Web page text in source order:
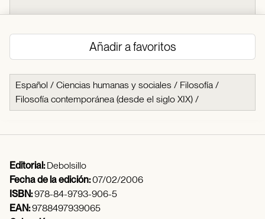
Añadir a favoritos
Español / Ciencias humanas y sociales / Filosofía /
Filosofía contemporánea (desde el siglo XIX) /
Editorial:Debolsillo
Fecha de la edición:07/02/2006
ISBN:978-84-9793-906-5
EAN:9788497939065